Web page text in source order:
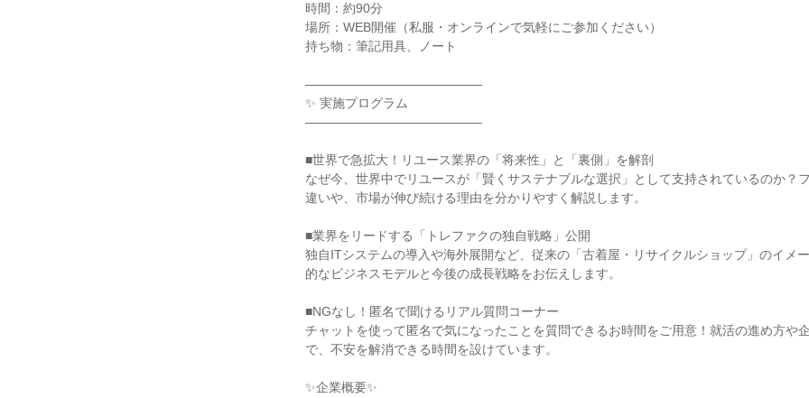
時間：約90分
場所：WEB開催（私服・オンラインで気軽にご参加ください）
持ち物：筆記用具、ノート
――――――――――――――
✨ 実施プログラム
――――――――――――――
■世界で急拡大！リユース業界の「将来性」と「裏側」を解剖
なぜ今、世界中でリユースが「賢くサステナブルな選択」として支持されているのか？
違いや、市場が伸び続ける理由を分かりやすく解説します。
■業界をリードする「トレファクの独自戦略」公開
独自ITシステムの導入や海外展開など、従来の「古着屋・リサイクルショップ」のイメ
的なビジネスモデルと今後の成長戦略をお伝えします。
■NGなし！匿名で聞けるリアル質問コーナー
チャットを使って匿名で気になったことを質問できるお時間をご用意！就活の進め方や
で、不安を解消できる時間を設けています。
✨企業概要✨